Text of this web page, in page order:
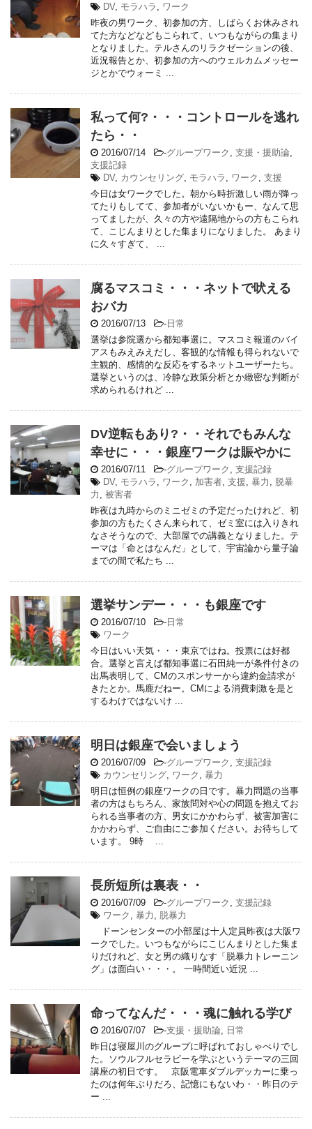
DV, モラハラ
ワーク
昨夜の男ワーク、初参加の方、しばらくお休みされ
てた方などなどもこられて、いつもながらの集まり
となりました。テルさんのリラクゼーションの後、
近況報告とか、初参加の方へのウェルカムメッセー
ジとかでウォーミ ...
私って何?・・・コントロールを逃れ
たら・・
2016/07/14 -グループワーク 支援・援助論
支援記録
DV, カウンセリング モラハラ ワーク
支援
今日は女ワークでした。朝から時折激しい雨が降っ
てたりもしてて、参加者がいないかもー、なんて思
ってましたが、久々の方や遠隔地からの方もこられ
て、こじんまりとした集まりになりました。 あまり
に久々すぎて、 ...
腐るマスコミ・・・ネットで吠える
おバカ
2016/07/13 - 日常
選挙は参院選から都知事選に。マスコミ報道のバイ
アスもみえみえだし、客観的な情報も得られないで
主観的、感情的な反応をするネットユーザーたち。
選挙というのは、冷静な政策分析とか緻密な判断が
求められるけれど ...
DV逆転もあり?・・それでもみんな
幸せに・・・銀座ワークは賑やかに
2016/07/11 -グループワーク
支援記録
DV, モラハラ ワーク 加害者 支援 暴力
脱暴
力
被害者
昨夜は九時からのミニゼミの予定だったけれど、初
参加の方もたくさん来られて、ゼミ室には入りきれ
なさそうなので、大部屋での講義となりました。テ
ーマは「命とはなんだ」として、宇宙論から量子論
までの間で私たち ...
選挙サンデー・・・も銀座です
2016/07/10 - 日常
ワーク
今日はいい天気・・・東京ではね。投票には好都
合。選挙と言えば都知事選に石田純一が条件付きの
出馬表明して、CMのスポンサーから違約金請求が
きたとか。馬鹿だねー。CMによる消費刺激を是と
するわけではないけ ...
明日は銀座で会いましょう
2016/07/09 -グループワーク
支援記録
カウンセリング ワーク
暴力
明日は恒例の銀座ワークの日です。暴力問題の当事
者の方はもちろん、家族問対や心の問題を抱えてお
られる当事者の方、男女にかかわらず、被害加害に
かかわらず、ご自由にご参加ください。お待ちして
います。 9時 ...
長所短所は裏表・・
2016/07/09 -グループワーク
支援記録
ワーク
暴力
脱暴力
ドーンセンターの小部屋は十人定員昨夜は大阪ワ
ークでした。いつもながらにこじんまりとした集ま
りだけれど、女と男の織りなす「脱暴力トレーニン
グ」は面白い・・・。 一時間近い近況 ...
命ってなんだ・・・魂に触れる学び
2016/07/07 -支援・援助論
日常
昨日は寝屋川のグループに呼ばれておしゃべりでし
た。ソウルフルセラピーを学ぶというテーマの三回
講座の初日です。 京阪電車ダブルデッカーに乗っ
たのは何年ぶりだろ、記憶にもないわ・・昨日のテ
ー ...